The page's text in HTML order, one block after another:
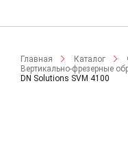
Главная Каталог
Вертикально-фрезерные
DN Solutions SVM 4100